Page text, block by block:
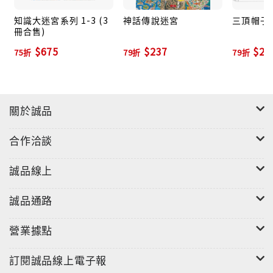
知識大迷宮系列 1-3 (3
冊合售)
75折 $675
神話傳說迷宮
79折 $237
三頂帽子
79折
關於誠品
合作洽談
誠品線上
誠品通路
營業據點
訂閱誠品線上電子報